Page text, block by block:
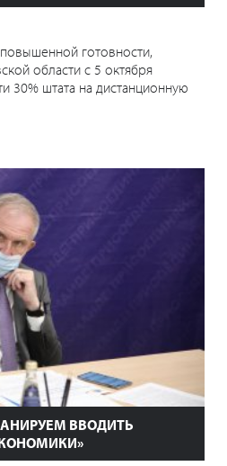
готовности,
области с 5 октября
30% штата на дистанционную
ВВОДИТЬ